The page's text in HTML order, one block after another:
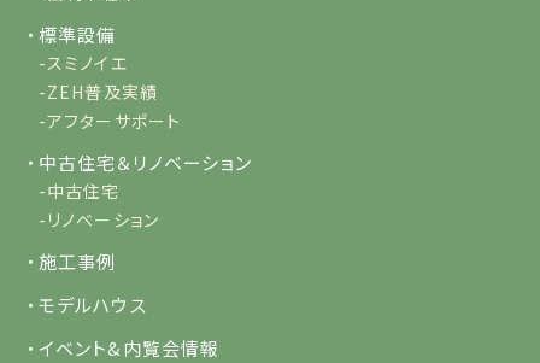
・標準設備
-スミノイエ
-ZEH普及実績
-アフターサポート
・中古住宅＆リノベーション
-中古住宅
-リノベーション
・施工事例
・モデルハウス
・イベント&内覧会情報